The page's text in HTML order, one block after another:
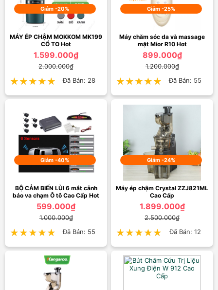
Giảm -20%
MÁY ÉP CHẬM MOKKOM MK199
CỔ TO Hot
1.599.000₫
2.000.000₫
★★★★★
★★★★★ Đã Bán: 28
Giảm -25%
Máy chăm sóc da và massage
mặt Mior R10 Hot
899.000₫
1.200.000₫
★★★★★
★★★★★ Đã Bán: 55
Giảm -40%
BỘ CẢM BIẾN LÙI 6 mắt cảnh
báo va chạm Ô tô Cao Cấp Hot
599.000₫
1.000.000₫
★★★★★
★★★★★ Đã Bán: 55
Giảm -24%
Máy ép chậm Crystal ZZJ821ML
Cao Cấp
1.899.000₫
2.500.000₫
★★★★★
★★★★★ Đã Bán: 12